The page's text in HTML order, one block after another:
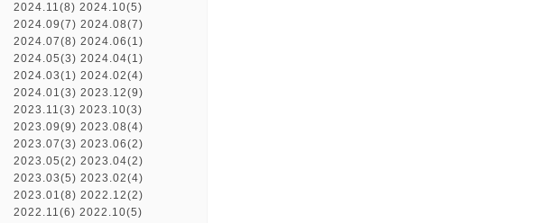
2024.11(8) 2024.10(5)
2024.09(7) 2024.08(7)
2024.07(8) 2024.06(1)
2024.05(3) 2024.04(1)
2024.03(1) 2024.02(4)
2024.01(3) 2023.12(9)
2023.11(3) 2023.10(3)
2023.09(9) 2023.08(4)
2023.07(3) 2023.06(2)
2023.05(2) 2023.04(2)
2023.03(5) 2023.02(4)
2023.01(8) 2022.12(2)
2022.11(6) 2022.10(5)